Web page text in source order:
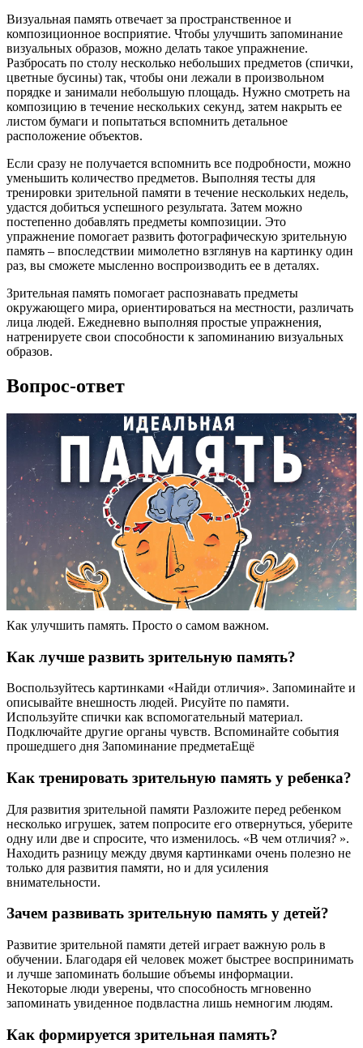
Визуальная память отвечает за пространственное и
композиционное восприятие. Чтобы улучшить запоминание
визуальных образов, можно делать такое упражнение.
Разбросать по столу несколько небольших предметов (спички,
цветные бусины) так, чтобы они лежали в произвольном
порядке и занимали небольшую площадь. Нужно смотреть на
композицию в течение нескольких секунд, затем накрыть ее
листом бумаги и попытаться вспомнить детальное
расположение объектов.
Если сразу не получается вспомнить все подробности, можно
уменьшить количество предметов. Выполняя тесты для
тренировки зрительной памяти в течение нескольких недель,
удастся добиться успешного результата. Затем можно
постепенно добавлять предметы композиции. Это
упражнение помогает развить фотографическую зрительную
память – впоследствии мимолетно взглянув на картинку один
раз, вы сможете мысленно воспроизводить ее в деталях.
Зрительная память помогает распознавать предметы
окружающего мира, ориентироваться на местности, различать
лица людей. Ежедневно выполняя простые упражнения,
натренируете свои способности к запоминанию визуальных
образов.
Вопрос-ответ
Как улучшить память. Просто о самом важном.
Как лучше развить зрительную память?
Воспользуйтесь картинками «Найди отличия». Запоминайте и
описывайте внешность людей. Рисуйте по памяти.
Используйте спички как вспомогательный материал.
Подключайте другие органы чувств. Вспоминайте события
прошедшего дня Запоминание предметаЕщё
Как тренировать зрительную память у ребенка?
Для развития зрительной памяти Разложите перед ребенком
несколько игрушек, затем попросите его отвернуться, уберите
одну или две и спросите, что изменилось. «В чем отличия? ».
Находить разницу между двумя картинками очень полезно не
только для развития памяти, но и для усиления
внимательности.
Зачем развивать зрительную память у детей?
Развитие зрительной памяти детей играет важную роль в
обучении. Благодаря ей человек может быстрее воспринимать
и лучше запоминать большие объемы информации.
Некоторые люди уверены, что способность мгновенно
запоминать увиденное подвластна лишь немногим людям.
Как формируется зрительная память?